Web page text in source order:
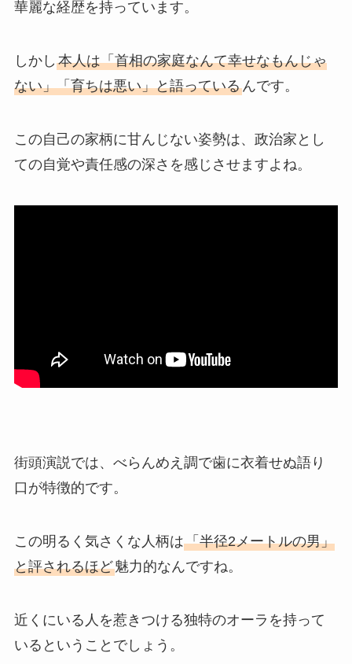
華麗な経歴を持っています。
しかし 本人は「首相の家庭なんて幸せなもんじゃ
ない」「育ちは悪い」と語っているんです。
この自己の家柄に甘んじない姿勢は、政治家とし
ての自覚や責任感の深さを感じさせますよね。
街頭演説では、べらんめえ調で歯に衣着せぬ語り
口が特徴的です。
この明るく気さくな人柄は「半径2メートルの男」
と評されるほど魅力的なんですね。
近くにいる人を惹きつける独特のオーラを持って
いるということでしょう。